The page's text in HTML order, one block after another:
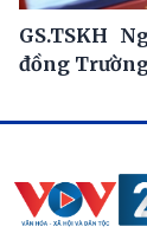
GS.TSKH
đồng